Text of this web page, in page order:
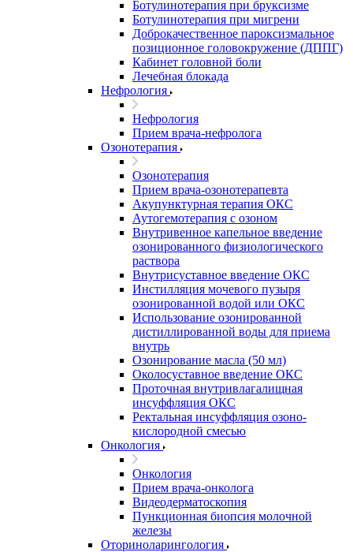
Ботулинотерапия при бруксизме
Ботулинотерапия при мигрени
Доброкачественное пароксизмальное
позиционное головокружение (ДППГ)
Кабинет головной боли
Лечебная блокада
Нефрология
Нефрология
Прием врача-нефролога
Озонотерапия
Озонотерапия
Прием врача-озонотерапевта
Акупунктурная терапия ОКС
Аутогемотерапия с озоном
Внутривенное капельное введение
озонированного физиологического
раствора
Внутрисуставное введение ОКС
Инстилляция мочевого пузыря
озонированной водой или ОКС
Использование озонированной
дистиллированной воды для приема
внутрь
Озонирование масла (50 мл)
Околосуставное введение ОКС
Проточная внутривлагалищная
инсуффляция ОКС
Ректальная инсуффляция озоно-
кислородной смесью
Онкология
Онкология
Прием врача-онколога
Видеодерматоскопия
Пункционная биопсия молочной
железы
Оториноларингология